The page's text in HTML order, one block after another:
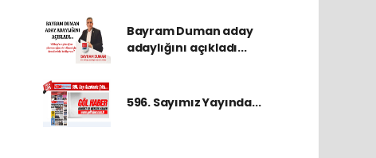
Bayram Duman aday
adaylığını açıkladı...
596. Sayımız Yayında...